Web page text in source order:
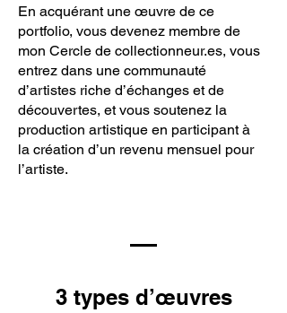
En acquérant une œuvre de ce
portfolio, vous devenez membre de
mon Cercle de collectionneur.es, vous
entrez dans une communauté
d’artistes riche d’échanges et de
découvertes, et vous soutenez la
production artistique en participant à
la création d’un revenu mensuel pour
l’artiste.
3 types d’œuvres